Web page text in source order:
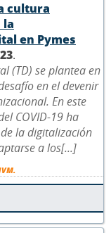
cultura
la
en Pymes
.
(TD) se plantea en
en el devenir
En este
COVID-19 ha
la digitalización
a los[...]